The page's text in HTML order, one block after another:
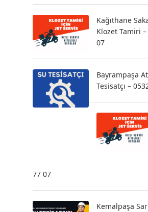
Kağıthane
Klozet Tamiri
07
Bayrampaşa
Tesisatçı –
77 07
Kemalpaşa